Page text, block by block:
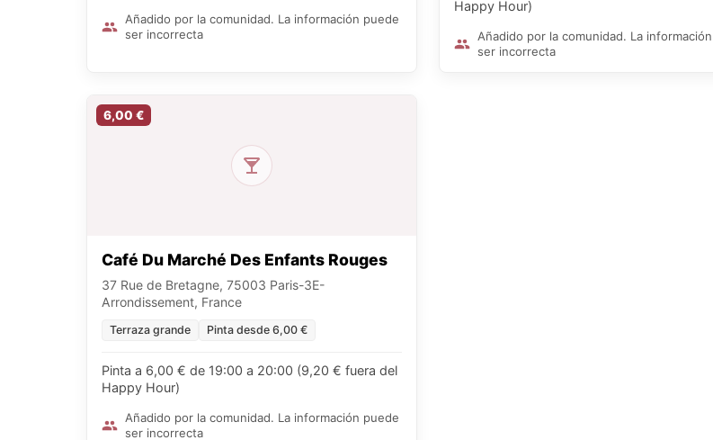
Añadido por la comunidad. La información puede
ser incorrecta
Happy Hour)
Añadido por la comunidad. La
ser incorrecta
6,00 €
Café Du Marché Des Enfants Rouges
37 Rue de Bretagne, 75003 Paris-3E-
Arrondissement, France
Terraza grande Pinta desde 6,00 €
Pinta a 6,00 € de 19:00 a 20:00 (9,20 € fuera del
Happy Hour)
Añadido por la comunidad. La información puede
ser incorrecta